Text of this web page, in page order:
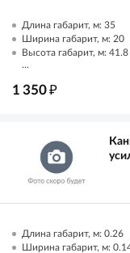
Длина габарит, м: 35
Ширина габарит, м: 20
Высота габарит, м: 41.8
...
1 350₽
Длина габарит, м: 0.26
Ширина габарит, м: